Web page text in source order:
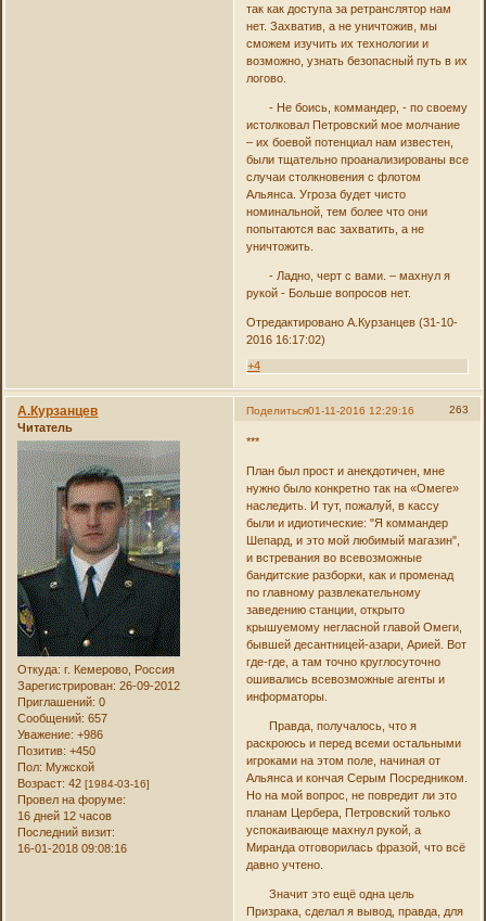
так как доступа за ретранслятор нам
нет. Захватив, а не уничтожив, мы
сможем изучить их технологии и
возможно, узнать безопасный путь в их
логово.
- Не боись, коммандер, - по своему
истолковал Петровский мое молчание
– их боевой потенциал нам известен,
были тщательно проанализированы все
случаи столкновения с флотом
Альянса. Угроза будет чисто
номинальной, тем более что они
попытаются вас захватить, а не
уничтожить.
- Ладно, черт с вами. – махнул я
рукой - Больше вопросов нет.
Отредактировано А.Курзанцев (31-10-
2016 16:17:02)
+4
Поделиться 263
01-11-2016 12:29:16
А.Курзанцев
Читатель
Откуда: г. Кемерово, Россия
Зарегистрирован: 26-09-2012
Приглашений: 0
Сообщений: 657
Уважение: +986
Позитив: +450
Пол: Мужской
Возраст: 42[1984-03-16]
Провел на форуме:
16 дней 12 часов
Последний визит:
16-01-2018 09:08:16
***
План был прост и анекдотичен, мне
нужно было конкретно так на «Омеге»
наследить. И тут, пожалуй, в кассу
были и идиотические: "Я коммандер
Шепард, и это мой любимый магазин",
и встревания во всевозможные
бандитские разборки, как и променад
по главному развлекательному
заведению станции, открыто
крышуемому негласной главой Омеги,
бывшей десантницей-азари, Арией. Вот
где-где, а там точно круглосуточно
ошивались всевозможные агенты и
информаторы.
Правда, получалось, что я
раскроюсь и перед всеми остальными
игроками на этом поле, начиная от
Альянса и кончая Серым Посредником.
Но на мой вопрос, не повредит ли это
планам Цербера, Петровский только
успокаивающе махнул рукой, а
Миранда отговорилась фразой, что всё
давно учтено.
Значит это ещё одна цель
Призрака, сделал я вывод, правда, для